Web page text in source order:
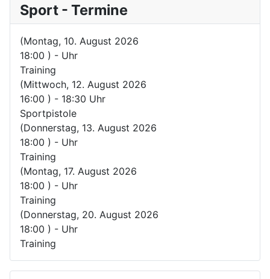
Sport - Termine
(Montag, 10. August 2026
18:00 ) - Uhr
Training
(Mittwoch, 12. August 2026
16:00 ) - 18:30 Uhr
Sportpistole
(Donnerstag, 13. August 2026
18:00 ) - Uhr
Training
(Montag, 17. August 2026
18:00 ) - Uhr
Training
(Donnerstag, 20. August 2026
18:00 ) - Uhr
Training